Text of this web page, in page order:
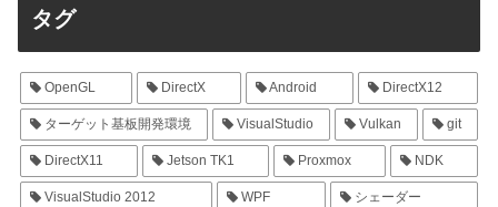
タグ
OpenGL DirectX Android DirectX12
ターゲット基板開発環境 VisualStudio Vulkan git
DirectX11 Jetson TK1 Proxmox NDK
VisualStudio 2012 WPF シェーダー